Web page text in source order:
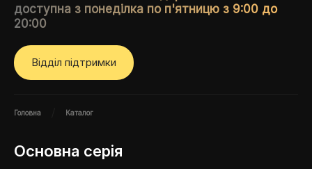
доступна з понеділка по п'ятницю з 9:00 до
20:00
Вiддiл пiдтримки
Головна Каталог
Основна серія